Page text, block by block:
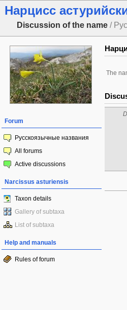
Нарцисс
Discussion of the name /
Forum
Русскоязычные названия
All forums
Active discussions
Narcissus asturiensis
Taxon details
Gallery of subtaxa
List of subtaxa
Help and manuals
Rules of forum
The